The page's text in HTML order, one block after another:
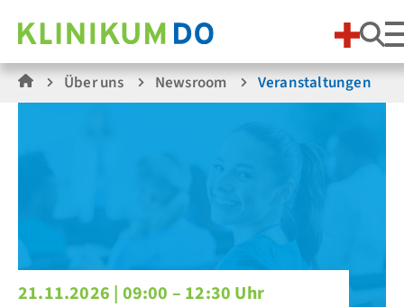
Über uns Newsroom Veranstaltungen
21.11.2026 | 09:00 – 12:30 Uhr